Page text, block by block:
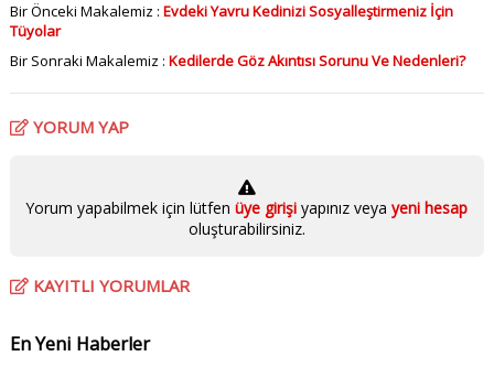
Bir Önceki Makalemiz : Evdeki Yavru Kedinizi Sosyalleştirmeniz İçin
Tüyolar
Bir Sonraki Makalemiz : Kedilerde Göz Akıntısı Sorunu Ve Nedenleri?
YORUM YAP
Yorum yapabilmek için lütfenüye girişiyapınız veya yeni hesap
oluşturabilirsiniz.
KAYITLI YORUMLAR
En Yeni Haberler